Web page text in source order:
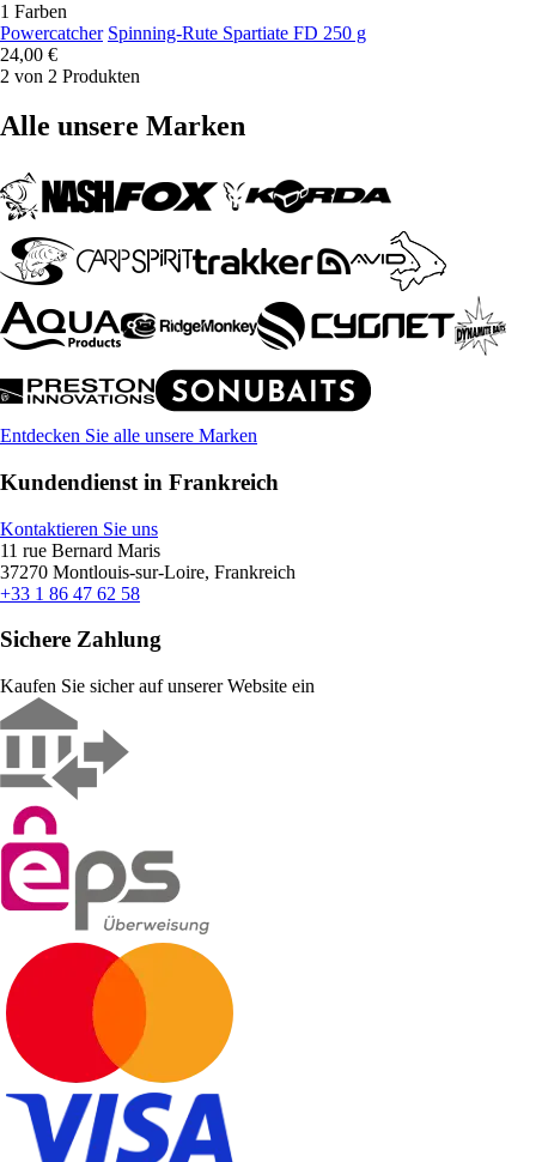
1 Farben
Powercatcher Spinning-Rute Spartiate FD 250 g
24,00 €
2 von 2 Produkten
Alle unsere Marken
Entdecken Sie alle unsere Marken
Kundendienst in Frankreich
Kontaktieren Sie uns
11 rue Bernard Maris
37270 Montlouis-sur-Loire, Frankreich
+33 1 86 47 62 58
Sichere Zahlung
Kaufen Sie sicher auf unserer Website ein